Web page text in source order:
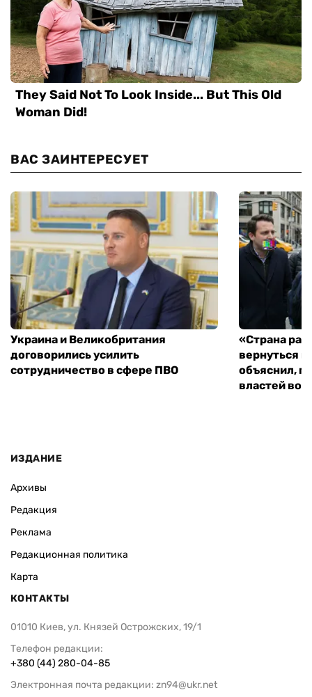
ВАС ЗАИНТЕРЕСУЕТ
Украина и Великобритания
договорились усилить
сотрудничество в сфере ПВО
«Страна
вернуться
объяснил,
властей
ИЗДАНИЕ
Архивы
Редакция
Реклама
Редакционная политика
Карта
КОНТАКТЫ
01010 Киев, ул. Князей Острожских, 19/1
Телефон редакции:
+380 (44) 280-04-85
Электронная почта редакции: zn94@ukr.net